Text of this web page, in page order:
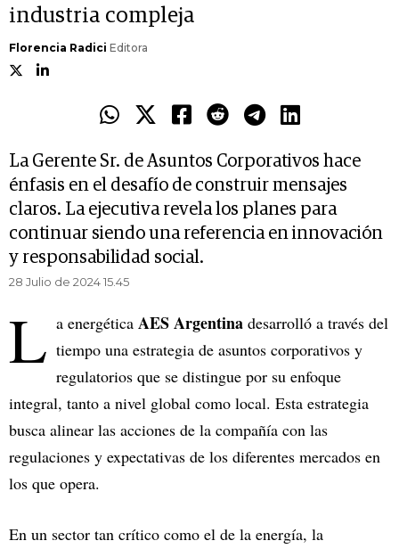
industria compleja
Florencia Radici Editora
La Gerente Sr. de Asuntos Corporativos hace
énfasis en el desafío de construir mensajes
claros. La ejecutiva revela los planes para
continuar siendo una referencia en innovación
y responsabilidad social.
28 Julio de 2024 15.45
L a energética AES Argentina desarrolló a través del
tiempo una estrategia de asuntos corporativos y
regulatorios que se distingue por su enfoque
integral, tanto a nivel global como local. Esta estrategia
busca alinear las acciones de la compañía con las
regulaciones y expectativas de los diferentes mercados en
los que opera.
En un sector tan crítico como el de la energía, la